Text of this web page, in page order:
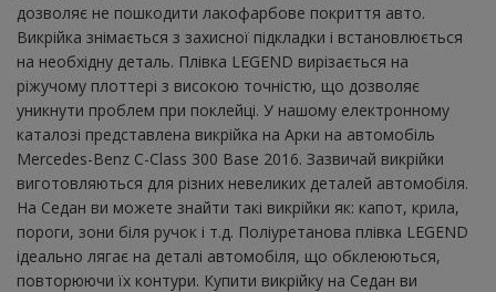
дозволяє не пошкодити лакофарбове покриття авто.
Викрійка знімається з захисної підкладки і встановлюється
на необхідну деталь. Плівка LEGEND вирізається на
ріжучому плоттері з високою точністю, що дозволяє
уникнути проблем при поклейці. У нашому електронному
каталозі представлена ​​викрійка на Арки на автомобіль
Mercedes-Benz C-Class 300 Base 2016. Зазвичай викрійки
виготовляються для різних невеликих деталей автомобіля.
На Седан ви можете знайти такі викрійки як: капот, крила,
пороги, зони біля ручок і т.д. Поліуретанова плівка LEGEND
ідеально лягає на деталі автомобіля, що обклеюються,
повторюючи їх контури. Купити викрійку на Седан ви